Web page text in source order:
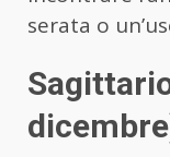
serata o